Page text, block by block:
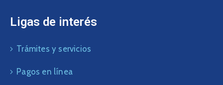
Ligas de interés
Trámites y servicios
Pagos en línea